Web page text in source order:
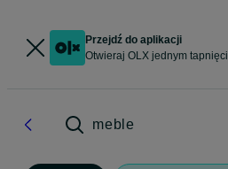
Przejdź do aplikacji
Otwieraj OLX jednym
meble